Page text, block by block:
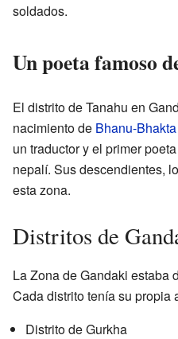
soldados.
Un poeta famoso
El distrito de Tanahu en
nacimiento de Bhanu-
un traductor y el primer
nepalí. Sus descendientes,
esta zona.
Distritos de
La Zona de Gandaki estaba
Cada distrito tenía su propia
Distrito de Gurkha